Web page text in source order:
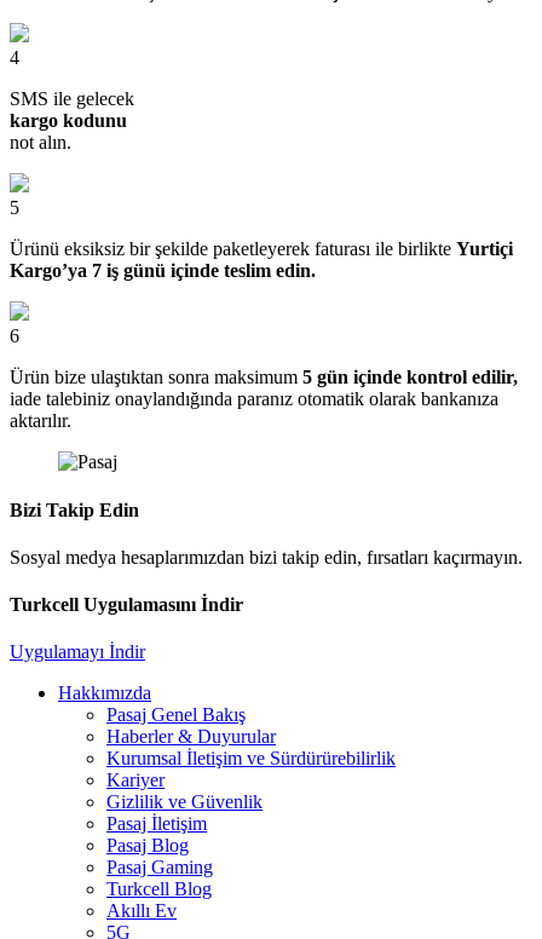
4
SMS ile gelecek
kargo kodunu
not alın.
5
Ürünü eksiksiz bir şekilde paketleyerek faturası ile birlikte Yurtiçi
Kargo’ya 7 iş günü içinde teslim edin.
6
Ürün bize ulaştıktan sonra maksimum 5 gün içinde kontrol edilir,
iade talebiniz onaylandığında paranız otomatik olarak bankanıza
aktarılır.
Bizi Takip Edin
Sosyal medya hesaplarımızdan bizi takip edin, fırsatları kaçırmayın.
Turkcell Uygulamasını İndir
Uygulamayı İndir
Hakkımızda
Pasaj Genel Bakış
Haberler & Duyurular
Kurumsal İletişim ve Sürdürürebilirlik
Kariyer
Gizlilik ve Güvenlik
Pasaj İletişim
Pasaj Blog
Pasaj Gaming
Turkcell Blog
Akıllı Ev
5G